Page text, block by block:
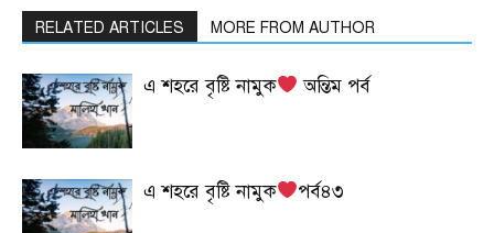
RELATED ARTICLES MORE FROM AUTHOR
এ শহরে বৃষ্টি নামুক অন্তিম পর্ব
এ শহরে বৃষ্টি নামুক পর্ব৪৩